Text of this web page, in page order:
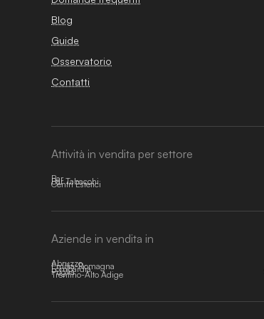
Blog
Guide
Osservatorio
Contatti
Attività in vendita per settore
Bar
Bar Tabacchi
Centri Estetici
Aziende in vendita in
Abruzzo
Emilia-Romagna
Lombardia
Puglia
Trentino-Alto Adige